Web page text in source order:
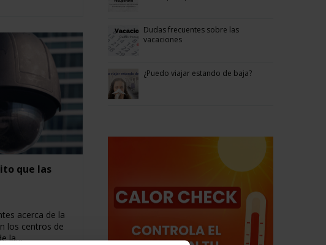
que las
acerca de la
los centros de
la…
Dudas frecuentes sobre las
vacaciones
¿Puedo viajar estando de baja?